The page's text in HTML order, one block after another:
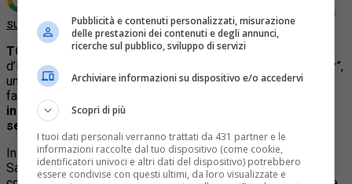
Fonte preferita
su Google
TORINO – Dal 17 aprile al 7 settembre 2025
d’Italia – Torino “Carrie Mae Weems: The Heart of the Matter”,
una nuova grande mostra dedicata all’artista americana di
fama internazionale Carrie Mae Weems, nota per le sue
indagini fotografiche sui temi dell’identità culturale, del
sessismo e dell’appartenenza di classe.
In anteprima assoluta un progetto commissionato da Intesa
Sanpaolo che si inserisce in una incisiva retrospettiva
Pubblicità e contenuti personalizzati, misurazione
delle prestazioni dei contenuti e degli annunci,
ricerche sul pubblico, sviluppo di servizi
Archiviare informazioni su dispositivo e/o accedervi
Scopri di più
I tuoi dati personali verranno trattati da 431 partner e le
informazioni raccolte dal tuo dispositivo (come cookie,
identificatori univoci e altri dati del dispositivo) potrebbero
essere condivise con questi ultimi, da loro visualizzate e